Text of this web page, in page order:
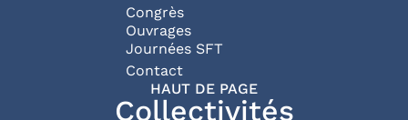
Congrès
Ouvrages
Journées SFT
Pied de page
Contact
HAUT DE PAGE
Collectivités